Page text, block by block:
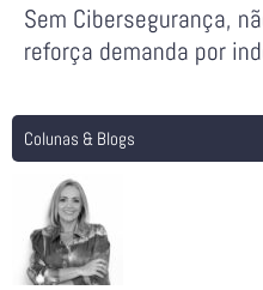
Sem Cibersegurança,
reforça demanda por
Colunas & Blogs